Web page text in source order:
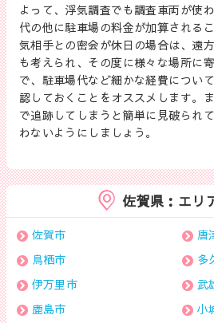
よって、浮気調査でも調査車両が使
代の他に駐車場の料金が加算される
気相手との密会が休日の場合は、遠
も考えられ、その度に様々な場所に
で、駐車場代など細かな経費につい
認しておくことをオススメします。
で追跡してしまうと簡単に見破られ
わないようにしましょう。
佐賀県：エリ
佐賀市
唐
鳥栖市
多
伊万里市
武
鹿島市
小